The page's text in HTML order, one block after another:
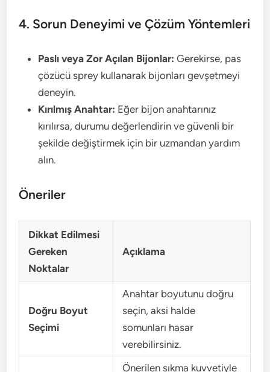
4. Sorun Deneyimi ve Çözüm Yöntemleri
Paslı veya Zor Açılan Bijonlar: Gerekirse, pas
çözücü sprey kullanarak bijonları gevşetmeyi
deneyin.
Kırılmış Anahtar: Eğer bijon anahtarınız
kırılırsa, durumu değerlendirin ve güvenli bir
şekilde değiştirmek için bir uzmandan yardım
alın.
Öneriler
Dikkat Edilmesi
Gereken
Noktalar
Açıklama
Doğru Boyut
Seçimi
Anahtar boyutunu doğru
seçin, aksi halde
somunları hasar
verebilirsiniz.
Önerilen sıkma kuvvetiyle